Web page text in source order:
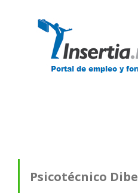
Psicotécnico Dibe